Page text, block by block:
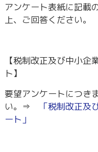
アンケート表紙に記載
上、ご回答ください。
【税制改正及び中小企
ト】
要望アンケートにつき
い。⇒
「税制改正及
ート」